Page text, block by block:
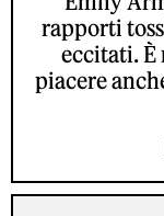
rapporti
eccitati. È
piacere